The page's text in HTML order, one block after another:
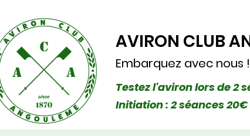
Embarquez avec nous !
Testez l'aviron lors de 2
Initiation : 2 séances
AVIRON CLUB